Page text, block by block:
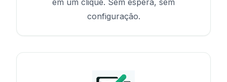
em um clique. Sem espera, sem
configuração.